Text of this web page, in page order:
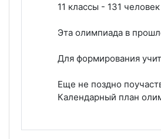
11 классы - 131 человек
Эта олимпиада в
Для формирования
Еще не поздно
Календарный план